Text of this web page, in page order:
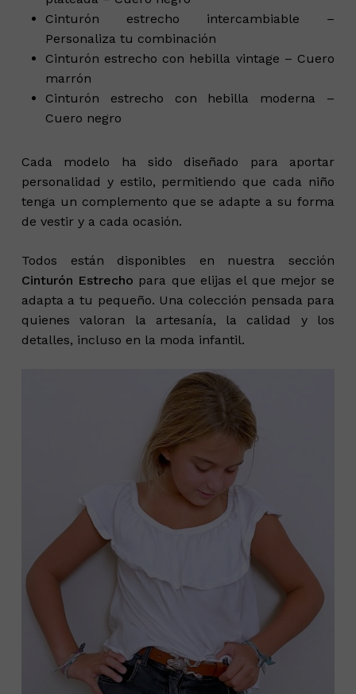
Cinturón estrecho intercambiable –
Personaliza tu combinación
Cinturón estrecho con hebilla vintage – Cuero
marrón
Cinturón estrecho con hebilla moderna –
Cuero negro
Cada modelo ha sido diseñado para aportar
personalidad y estilo, permitiendo que cada niño
tenga un complemento que se adapte a su forma
de vestir y a cada ocasión.
Todos están disponibles en nuestra sección
Cinturón Estrecho para que elijas el que mejor se
adapta a tu pequeño. Una colección pensada para
quienes valoran la artesanía, la calidad y los
detalles, incluso en la moda infantil.